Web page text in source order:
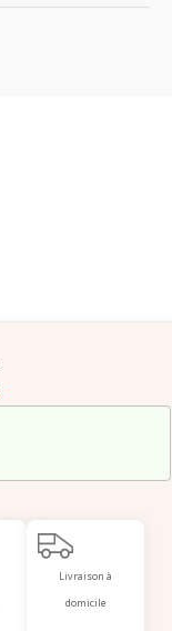
Livraison à
domicile